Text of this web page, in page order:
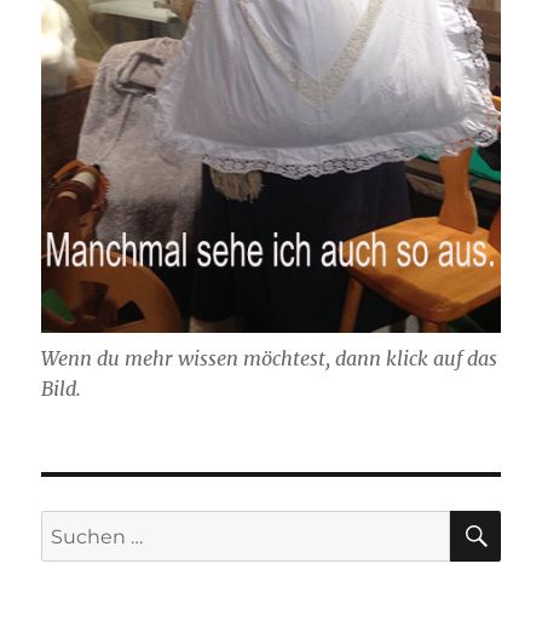
Wenn du mehr wissen möchtest, dann klick auf das
Bild.
Suchen
nach: